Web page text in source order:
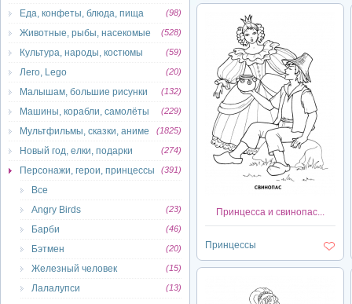
Еда, конфеты, блюда, пища (98)
Животные, рыбы, насекомые (528)
Культура, народы, костюмы (59)
Лего, Lego (20)
Малышам, большие рисунки (132)
Машины, корабли, самолёты (229)
Мультфильмы, сказки, аниме (1825)
Новый год, елки, подарки (274)
Персонажи, герои, принцессы (391)
Все
Angry Birds
(23)
Барби (46)
Бэтмен (20)
Железный человек (15)
Лалалупси (13)
Принцесса и свинопас...
Принцессы